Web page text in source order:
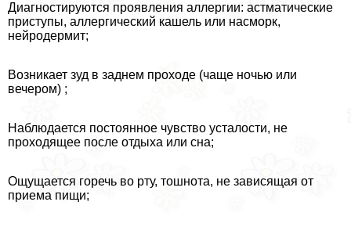
Диагностируются проявления аллергии: астматические
приступы, аллергический кашель или насморк,
нейродермит;
Возникает зуд в заднем проходе (чаще ночью или
вечером) ;
Наблюдается постоянное чувство усталости, не
проходящее после отдыха или сна;
Ощущается горечь во рту, тошнота, не зависящая от
приема пищи;